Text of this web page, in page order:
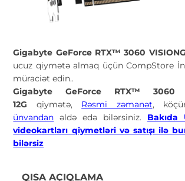
Gigabyte GeForce RTX™ 3060 VISIONG
ucuz qiymətə almaq üçün CompStore
müraciət edin..
Gigabyte GeForce RTX™ 3060
12G qiymətə, Rəsmi zəmanət,
ünvandan əldə edə bilərsiniz. Bakıda
videokartları qiymetləri və satışı ilə
bilərsiz
QISA AÇIQLAMA